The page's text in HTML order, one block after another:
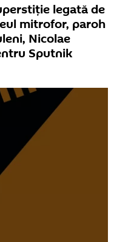
legată de
mitrofor, paroh
Nicolae
Sputnik